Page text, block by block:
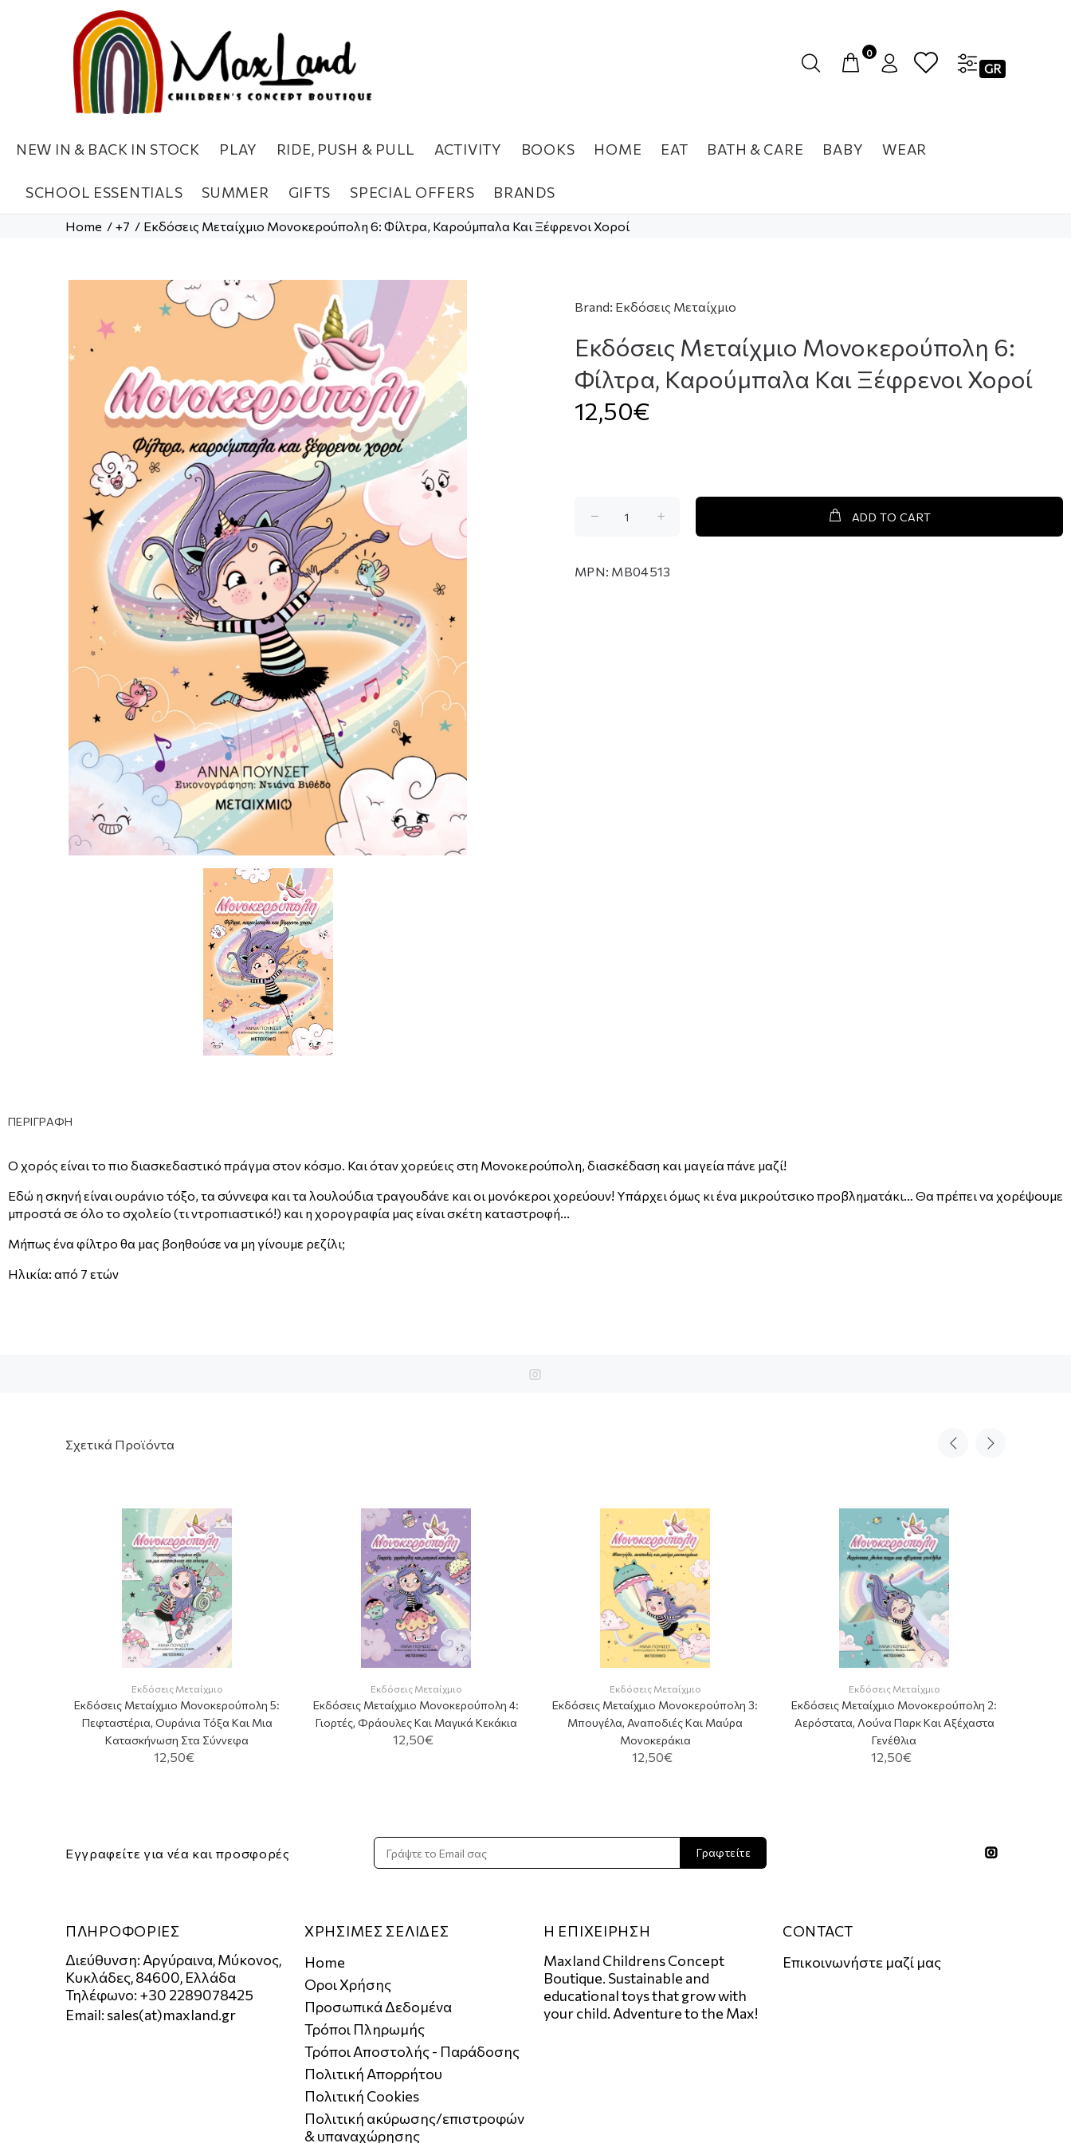
0
GR
NEW IN & BACK IN STOCK PLAY RIDE, PUSH & PULL ACTIVITY BOOKS HOME EAT BATH & CARE BABY WEAR
SCHOOL ESSENTIALS SUMMER GIFTS SPECIAL OFFERS BRANDS
Home +7 Εκδόσεις Μεταίχμιο Μονοκερούπολη 6: Φίλτρα, Καρούμπαλα Και Ξέφρενοι Χοροί
Brand: Εκδόσεις Μεταίχμιο
Εκδόσεις Μεταίχμιο Μονοκερούπολη 6:
Φίλτρα, Καρούμπαλα Και Ξέφρενοι Χοροί
12,50€
ADD TO CART
MPN: MB04513
ΠΕΡΙΓΡΑΦΗ
Ο χορός είναι το πιο διασκεδαστικό πράγμα στον κόσμο. Και όταν χορεύεις στη Μονοκερούπολη, διασκέδαση και μαγεία πάνε μαζί!
Εδώ η σκηνή είναι ουράνιο τόξο, τα σύννεφα και τα λουλούδια τραγουδάνε και οι μονόκεροι χορεύουν! Υπάρχει όμως κι ένα μικρούτσικο προβληματάκι… Θα πρέπει να χορέψουμε
μπροστά σε όλο το σχολείο (τι ντροπιαστικό!) και η χορογραφία μας είναι σκέτη καταστροφή...
Μήπως ένα φίλτρο θα μας βοηθούσε να μη γίνουμε ρεζίλι;
Ηλικία: από 7 ετών
Σχετικά Προϊόντα
Εκδόσεις Μεταίχμιο
Εκδόσεις Μεταίχμιο Μονοκερούπολη 5:
Πεφταστέρια, Ουράνια Τόξα Και Μια
Κατασκήνωση Στα Σύννεφα
12,50€
Εκδόσεις Μεταίχμιο
Εκδόσεις Μεταίχμιο Μονοκερούπολη 4:
Γιορτές, Φράουλες Και Μαγικά Κεκάκια
12,50€
Εκδόσεις Μεταίχμιο
Εκδόσεις Μεταίχμιο Μονοκερούπολη 3:
Μπουγέλα, Αναποδιές Και Μαύρα
Μονοκεράκια
12,50€
Εκδόσεις Μεταίχμιο
Εκδόσεις Μεταίχμιο Μονοκερούπολη 2:
Αερόστατα, Λούνα Παρκ Και Αξέχαστα
Γενέθλια
12,50€
Εγγραφείτε για νέα και προσφορές Γραφτείτε
ΠΛΗΡΟΦΟΡΙΕΣ
Διεύθυνση: Αργύραινα, Μύκονος,
Κυκλάδες, 84600, Ελλάδα
Τηλέφωνο: +30 2289078425
Email: sales(at)maxland.gr
ΧΡΗΣΙΜΕΣ ΣΕΛΙΔΕΣ
Home
Οροι Χρήσης
Προσωπικά Δεδομένα
Τρόποι Πληρωμής
Τρόποι Αποστολής - Παράδοσης
Πολιτική Απορρήτου
Πολιτική Cookies
Πολιτική ακύρωσης/επιστροφών
& υπαναχώρησης
Η ΕΠΙΧΕΙΡΗΣΗ
Maxland Childrens Concept
Boutique. Sustainable and
educational toys that grow with
your child. Adventure to the Max!
CONTACT
Επικοινωνήστε μαζί μας